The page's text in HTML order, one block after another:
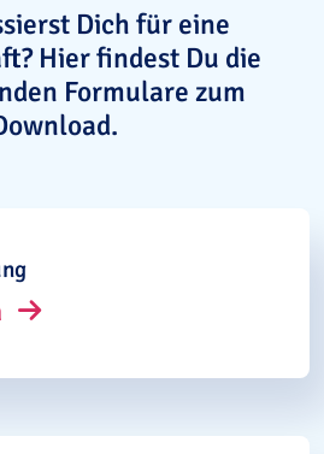
Dich für eine
Hier findest Du die
Formulare zum